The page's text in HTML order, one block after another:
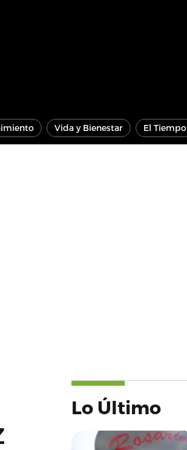
Vida y Bienestar El Tiempo
Lo Último